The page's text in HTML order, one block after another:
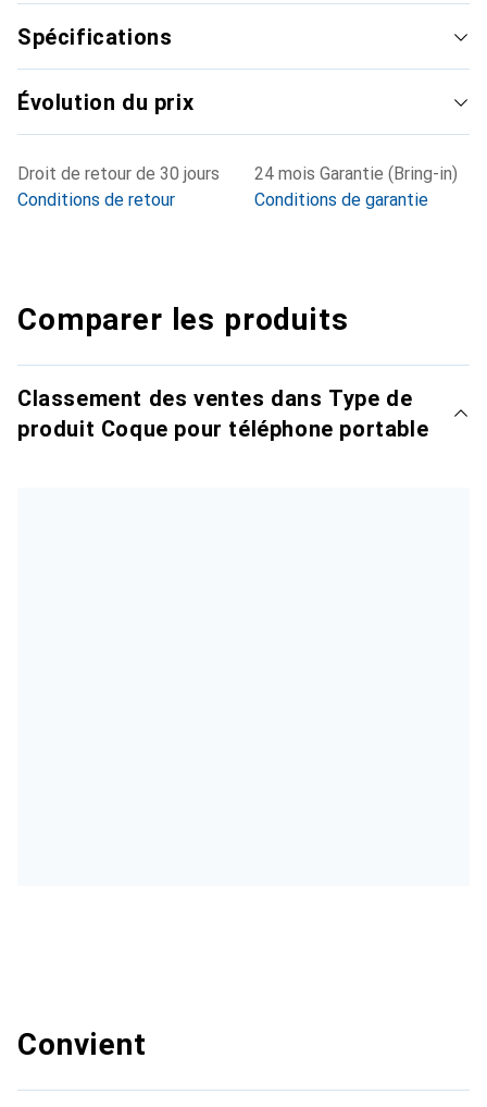
Spécifications
Évolution du prix
Droit de retour de 30 jours
Conditions de retour
24 mois Garantie (Bring-in)
Conditions de garantie
Comparer les produits
Classement des ventes dans Type de
produit Coque pour téléphone portable
Convient